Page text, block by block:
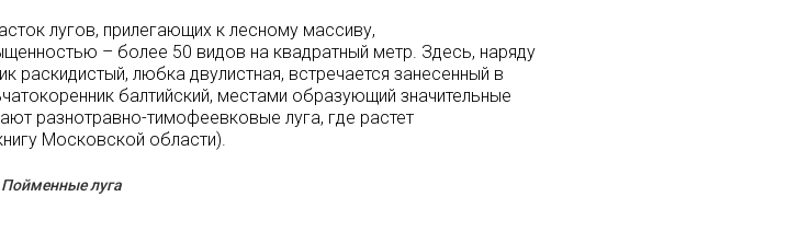
лугов, прилегающих к лесному массиву,
– более 50 видов на квадратный метр. Здесь, наряду
раскидистый, любка двулистная, встречается занесенный в
балтийский, местами образующий значительные
разнотравно-тимофеевковые луга, где растет
Московской области).
Пойменные луга